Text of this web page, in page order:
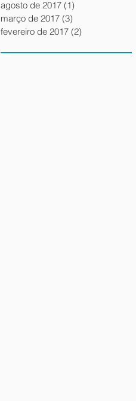
agosto de 2017 (1)
março de 2017 (3)
fevereiro de 2017 (2)